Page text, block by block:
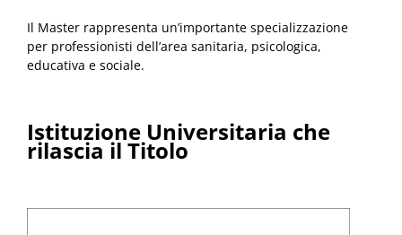
Il Master rappresenta un’importante specializzazione
per professionisti dell’area sanitaria, psicologica,
educativa e sociale.
Istituzione Universitaria che
rilascia il Titolo